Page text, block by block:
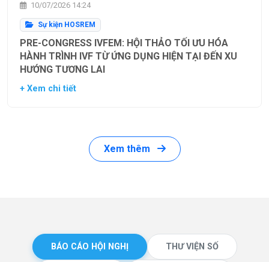
10/07/2026 14:24
Sự kiện HOSREM
PRE-CONGRESS IVFEM: HỘI THẢO TỐI ƯU HÓA
HÀNH TRÌNH IVF TỪ ỨNG DỤNG HIỆN TẠI ĐẾN XU
HƯỚNG TƯƠNG LAI
+ Xem chi tiết
Xem thêm
BÁO CÁO HỘI NGHỊ THƯ VIỆN SỐ